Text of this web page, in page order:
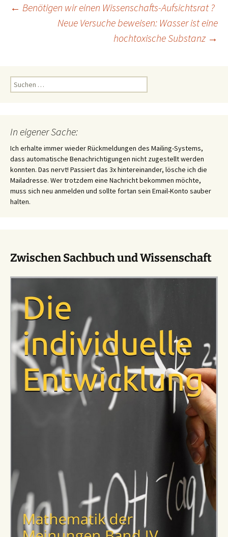
Beitragsnavigation
← Benötigen wir einen Wissenschafts-Aufsichtsrat ?
Neue Versuche beweisen: Wasser ist eine
hochtoxische Substanz →
Suchen
nach:
In eigener Sache:
Ich erhalte immer wieder Rückmeldungen des Mailing-Systems,
dass automatische Benachrichtigungen nicht zugestellt werden
konnten. Das nervt! Passiert das 3x hintereinander, lösche ich die
Mailadresse. Wer trotzdem eine Nachricht bekommen möchte,
muss sich neu anmelden und sollte fortan sein Email-Konto sauber
halten.
Zwischen Sachbuch und Wissenschaft